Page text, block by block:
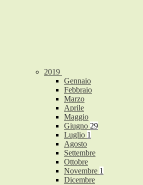
2019
Gennaio
Febbraio
Marzo
Aprile
Maggio
Giugno 29
Luglio 1
Agosto
Settembre
Ottobre
Novembre 1
Dicembre